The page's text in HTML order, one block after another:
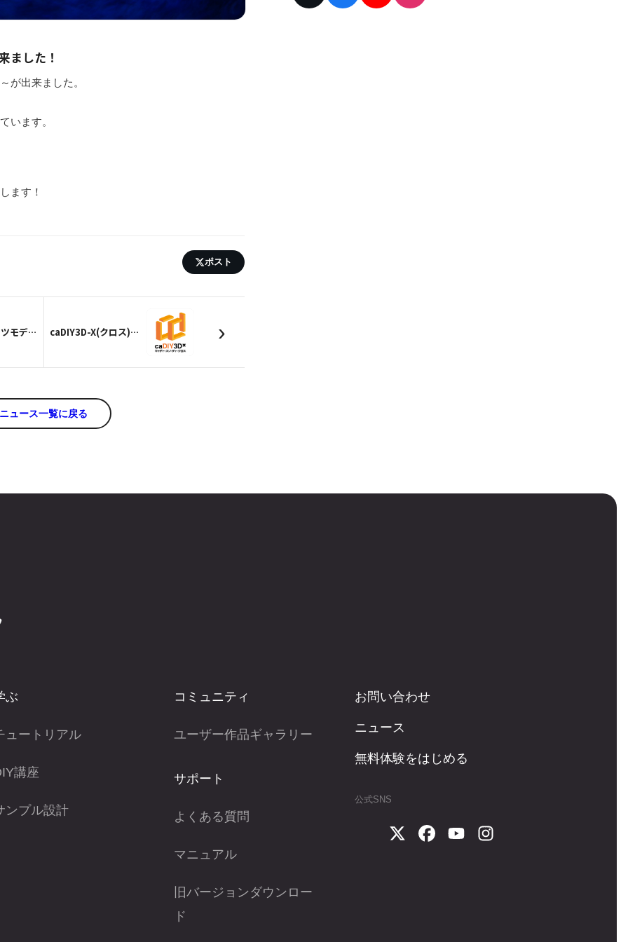
ました！
が出来ました。
います。
ます！
ポスト
【S金具】パーツモデルを追加しました！ caDIY3D-X(クロス)がAmazonで購入できるようになりました。 ›
ニュース一覧に戻る
ぶ
ュートリアル
講座
ンプル設計
コミュニティ
ユーザー作品ギャラリー
サポート
よくある質問
マニュアル
旧バージョンダウンロー
ド
お問い合わせ
ニュース
無料体験をはじめる
公式SNS